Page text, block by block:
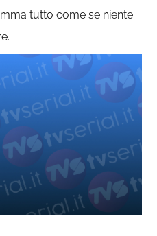
tutto come se niente